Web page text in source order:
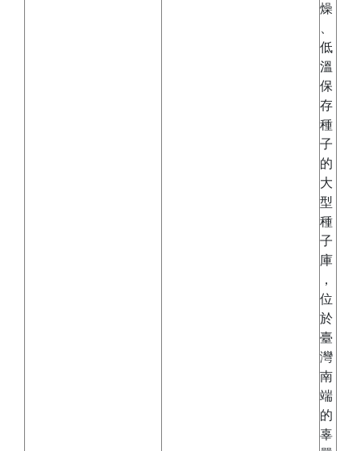
燥
低
溫
保
存
種
子
的
大
型
種
子
庫
，
位
於
臺
灣
南
端
的
辜